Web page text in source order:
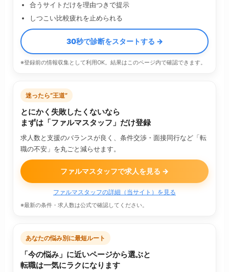
合うサイトだけを理由つきで提示
しつこい比較疲れを止められる
30秒で診断をスタートする →
※登録前の情報収集として利用OK。結果はこのページ内で確認できます。
迷ったら“王道”
とにかく失敗したくないなら
まずは「ファルマスタッフ」だけ登録
求人数と支援のバランスが良く、条件交渉・面接同行など「転
職の不安」を丸ごと減らせます。
ファルマスタッフで求人を見る →
ファルマスタッフの詳細（当サイト）を見る
※最新の条件・求人数は公式で確認してください。
あなたの悩み別に最短ルート
「今の悩み」に近いページから選ぶと
転職は一気にラクになります